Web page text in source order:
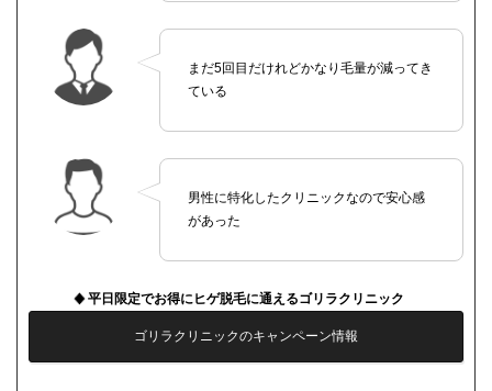
まだ5回目だけれどかなり毛量が減ってき
ている
男性に特化したクリニックなので安心感
があった
平日限定でお得にヒゲ脱毛に通えるゴリラクリニック
ゴリラクリニックのキャンペーン情報